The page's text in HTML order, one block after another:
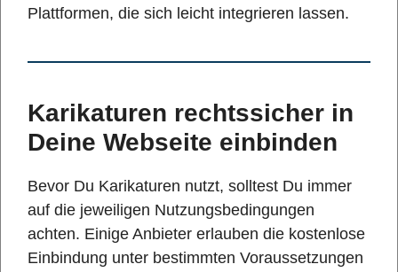
Plattformen, die sich leicht integrieren lassen.
Karikaturen rechtssicher in
Deine Webseite einbinden
Bevor Du Karikaturen nutzt, solltest Du immer
auf die jeweiligen Nutzungsbedingungen
achten. Einige Anbieter erlauben die kostenlose
Einbindung unter bestimmten Voraussetzungen